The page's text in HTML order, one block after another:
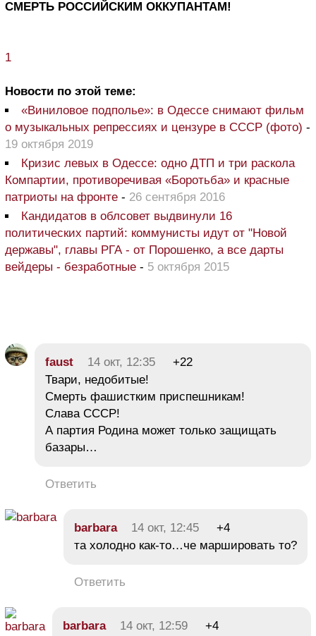
СМЕРТЬ РОССИЙСКИМ ОККУПАНТАМ!
1
Новости по этой теме:
«Виниловое подполье»: в Одессе снимают фильм
о музыкальных репрессиях и цензуре в СССР (фото) -
19 октября 2019
Кризис левых в Одессе: одно ДТП и три раскола
Компартии, противоречивая «Боротьба» и красные
патриоты на фронте - 26 сентября 2016
Кандидатов в облсовет выдвинули 16
политических партий: коммунисты идут от "Новой
державы", главы РГА - от Порошенко, а все дарты
вейдеры - безработные - 5 октября 2015
faust 14 окт, 12:35
+22
Твари, недобитые!
Смерть фашистким приспешникам!
Слава СССР!
А партия Родина может только защищать
базары…
Ответить
barbara 14 окт, 12:45
+4
та холодно как-то…че маршировать то?
Ответить
barbara 14 окт, 12:59
+4